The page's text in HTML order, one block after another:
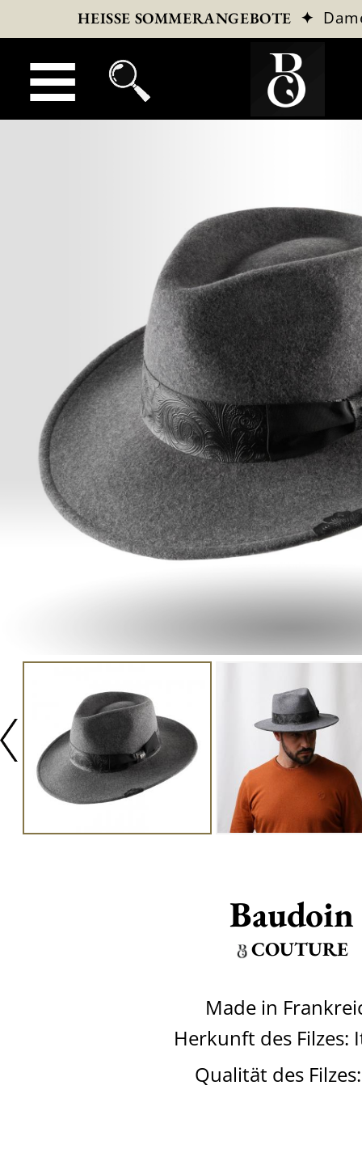
HEISSE SOMMERANGEBOTE ✦
Baudoin
COUTURE
Made in
Herkunft des Filzes:
Qualität des